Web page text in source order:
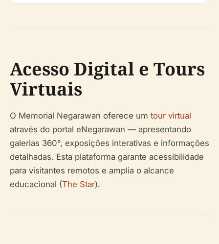
Acesso Digital e Tours
Virtuais
O Memorial Negarawan oferece um tour virtual
através do portal eNegarawan — apresentando
galerias 360°, exposições interativas e informações
detalhadas. Esta plataforma garante acessibilidade
para visitantes remotos e amplia o alcance
educacional (The Star).